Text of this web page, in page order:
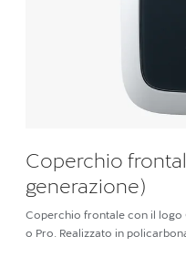
Coperchio
generazione)
Coperchio frontale con il logo
o Pro. Realizzato in